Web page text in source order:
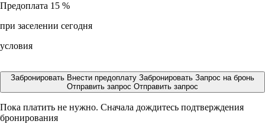
Предоплата 15 %
при заселении сегодня
условия
Забронировать Внести предоплату Забронировать Запрос на бронь
Отправить запрос Отправить запрос
Пока платить не нужно. Сначала дождитесь подтверждения
бронирования